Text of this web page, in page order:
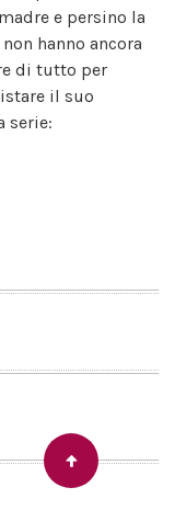
e persino la
hanno ancora
di tutto per
il suo
serie: